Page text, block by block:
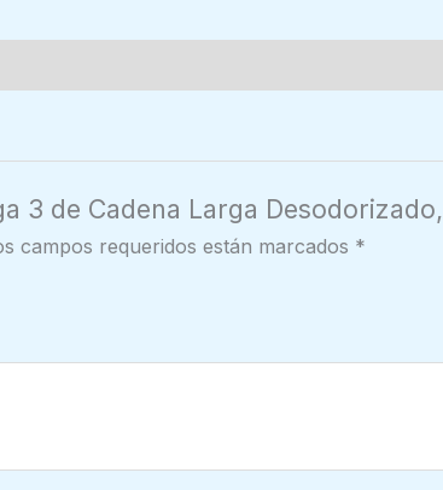
3 de Cadena Larga
campos requeridos están marcados *